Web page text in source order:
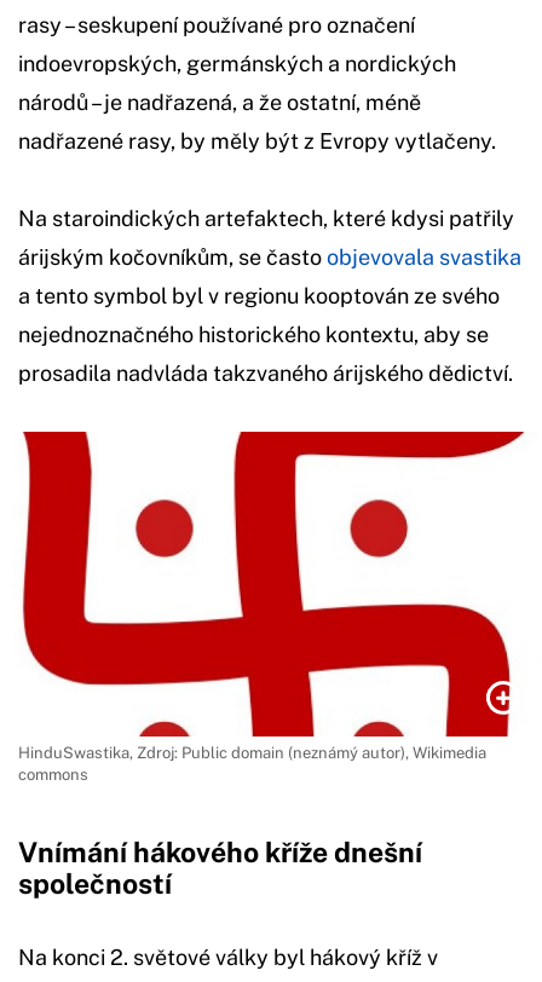
rasy – seskupení používané pro označení
indoevropských, germánských a nordických
národů – je nadřazená, a že ostatní, méně
nadřazené rasy, by měly být z Evropy vytlačeny.
Na staroindických artefaktech, které kdysi patřily
árijským kočovníkům, se častoobjevovala svastika
a tento symbol byl v regionu kooptován ze svého
nejednoznačného historického kontextu, aby se
prosadila nadvláda takzvaného árijského dědictví.
HinduSwastika, Zdroj: Public domain (neznámý autor), Wikimedia
commons
Vnímání hákového kříže dnešní
společností
Na konci 2. světové války byl hákový kříž v